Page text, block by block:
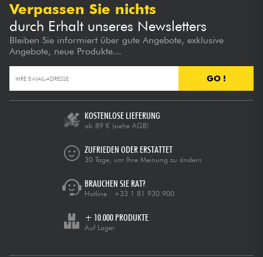
Verpassen Sie nichts
durch Erhalt unseres Newsletters
Bleiben Sie informiert über gute Angebote, exklusive
Angebote, neue Produkte...
GO !
KOSTENLOSE LIEFERUNG
ab 89 € (siehe AGB)
ZUFRIEDEN ODER ERSTATTET
30 Tage, um Ihre Meinung zu ändern
BRAUCHEN SIE RAT?
Hotline : +33 1 81 930 900
+ 10.000 PRODUKTE
Auf Lager